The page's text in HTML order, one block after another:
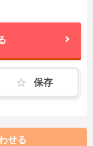
保存
せる